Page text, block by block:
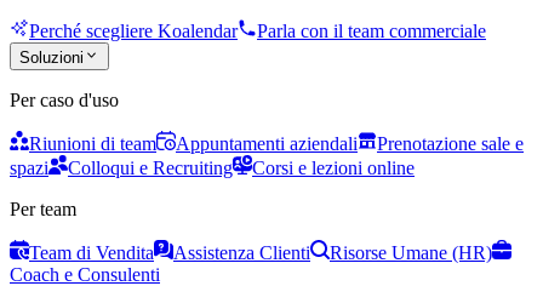
Perché scegliere Koalendar Parla con il team commerciale
Soluzioni
Per caso d'uso
Riunioni di team Appuntamenti aziendali
Prenotazione sale e
spazi
Colloqui e Recruiting
Corsi e lezioni online
Per team
Team di Vendita Assistenza Clienti
Risorse Umane (HR)
Coach e Consulenti